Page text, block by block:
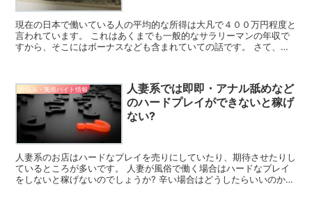
現在の日本で働いている人の平均的な所得は大凡で４００万円程度と
言われています。 これはあくまでも一般的なサラリーマンの年収で
すから、そこにはボーナスなども含まれていての話です。 さて、こ
お悩み・風俗バイト情報
人妻系では即即・アナル舐めなど
のハードプレイができないと稼げ
ない?
人妻系のお店はハードなプレイを売りにしていたり、期待させたりし
ているところが多いです。 人妻が風俗で働く場合はハードなプレイ
をしないと稼げないのでしょうか? 辛い場合はどうしたらいいのかに